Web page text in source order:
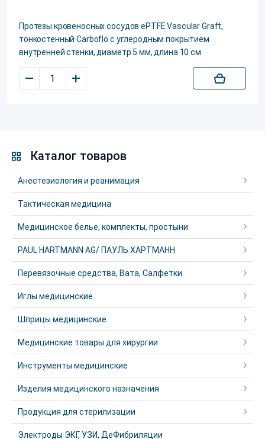
Протезы кровеносных сосудов ePTFE Vascular Graft,
тонкостенный Carboflo с углеродным покрытием
внутренней стенки, диаметр 5 мм, длина 10 см
– +
Каталог товаров
Анестезиология и реанимация
Тактическая медицина
Медицинское белье, комплекты, простыни
PAUL HARTMANN AG/ ПАУЛЬ ХАРТМАНН
Перевязочные средства, Вата, Салфетки
Иглы медицинские
Шприцы медицинские
Медицинские товары для хирургии
Инструменты медицинские
Изделия медицинского назначения
Продукция для стерилизации
Электроды ЭКГ, УЗИ, ДеФибриляции